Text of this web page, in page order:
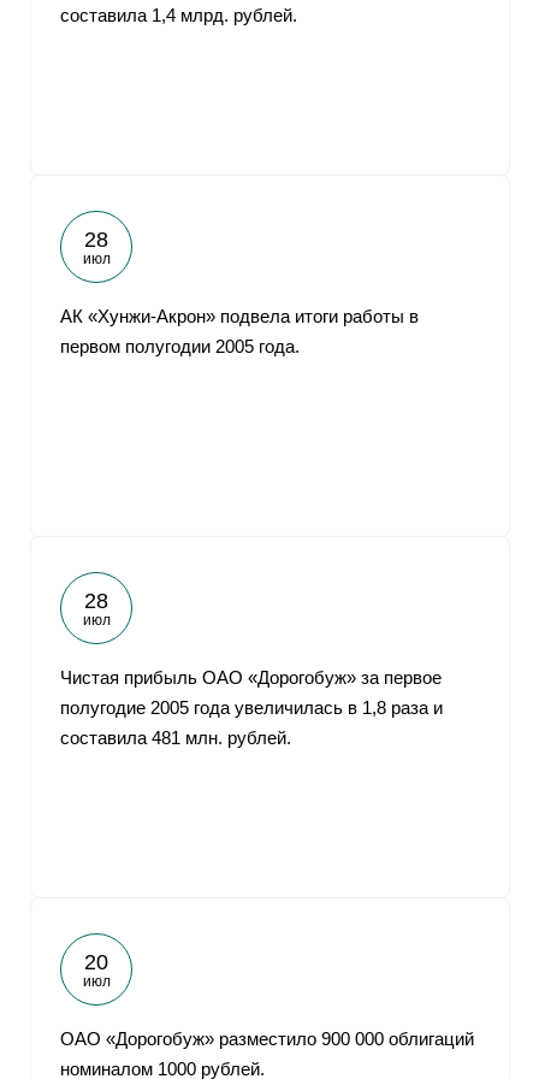
составила 1,4 млрд. рублей.
28
июл
АК «Хунжи-Акрон» подвела итоги работы в
первом полугодии 2005 года.
28
июл
Чистая прибыль ОАО «Дорогобуж» за первое
полугодие 2005 года увеличилась в 1,8 раза и
составила 481 млн. рублей.
20
июл
ОАО «Дорогобуж» разместило 900 000 облигаций
номиналом 1000 рублей.